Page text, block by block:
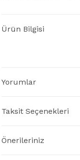
Ürün Bilgisi
Yorumlar
Taksit Seçenekleri
Önerileriniz